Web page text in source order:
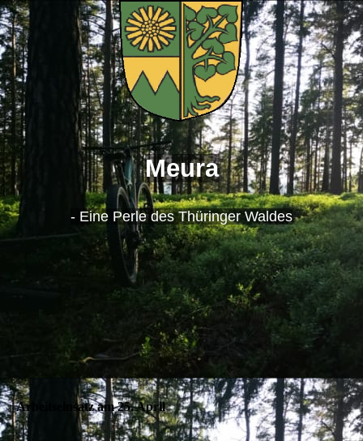
Meura
- Eine Perle des Thüringer Waldes
Arbeitseinsatz am 25. April